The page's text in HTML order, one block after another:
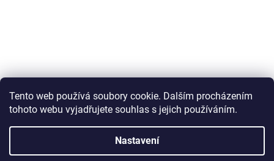
Tento web používá soubory cookie. Dalším procházením
tohoto webu vyjadřujete souhlas s jejich používáním.
Nastavení